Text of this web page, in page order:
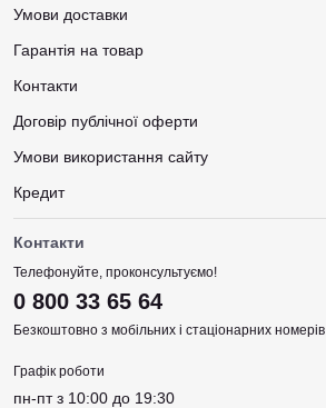
Умови доставки
Гарантія на товар
Контакти
Договір публічної оферти
Умови використання сайту
Кредит
Контакти
Телефонуйте, проконсультуємо!
0 800 33 65 64
Безкоштовно з мобільних і стаціонарних номерів
Графік роботи
пн-пт з 10:00 до 19:30